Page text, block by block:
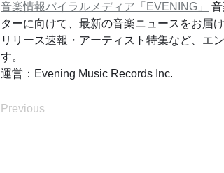
音楽情報バイラルメディア「EVENING」
ターに向けて、最新の音楽ニュースをお届
リリース速報・アーティスト特集など、エ
す。
運営：Evening Music Records Inc.
Previous